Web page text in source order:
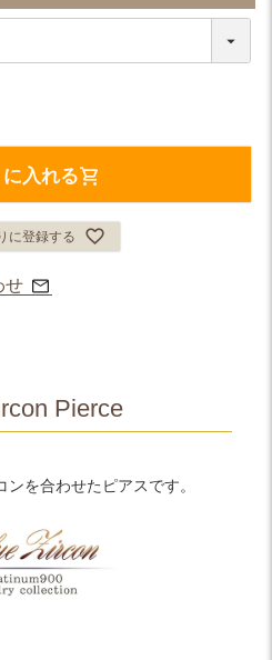
(
入れる
に登録する
せ
Pierce
を合わせたピアスです。